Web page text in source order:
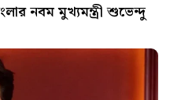
নবম মুখ্যমন্ত্রী শুভেন্দু